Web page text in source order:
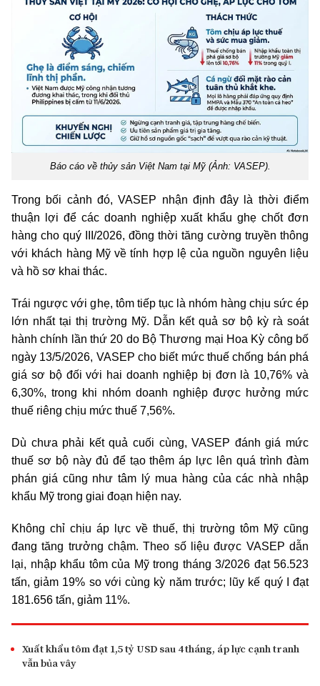
Báo cáo về thủy sản Việt Nam tại Mỹ (Ảnh: VASEP).
Trong bối cảnh đó, VASEP nhận định đây là thời điểm
thuận lợi để các doanh nghiệp xuất khẩu ghẹ chốt đơn
hàng cho quý III/2026, đồng thời tăng cường truyền thông
với khách hàng Mỹ về tính hợp lệ của nguồn nguyên liệu
và hồ sơ khai thác.
Trái ngược với ghẹ, tôm tiếp tục là nhóm hàng chịu sức ép
lớn nhất tại thị trường Mỹ. Dẫn kết quả sơ bộ kỳ rà soát
hành chính lần thứ 20 do Bộ Thương mại Hoa Kỳ công bố
ngày 13/5/2026, VASEP cho biết mức thuế chống bán phá
giá sơ bộ đối với hai doanh nghiệp bị đơn là 10,76% và
6,30%, trong khi nhóm doanh nghiệp được hưởng mức
thuế riêng chịu mức thuế 7,56%.
Dù chưa phải kết quả cuối cùng, VASEP đánh giá mức
thuế sơ bộ này đủ để tạo thêm áp lực lên quá trình đàm
phán giá cũng như tâm lý mua hàng của các nhà nhập
khẩu Mỹ trong giai đoạn hiện nay.
Không chỉ chịu áp lực về thuế, thị trường tôm Mỹ cũng
đang tăng trưởng chậm. Theo số liệu được VASEP dẫn
lại, nhập khẩu tôm của Mỹ trong tháng 3/2026 đạt 56.523
tấn, giảm 19% so với cùng kỳ năm trước; lũy kế quý I đạt
181.656 tấn, giảm 11%.
Xuất khẩu tôm đạt 1,5 tỷ USD sau 4 tháng, áp lực cạnh tranh
vẫn bủa vây